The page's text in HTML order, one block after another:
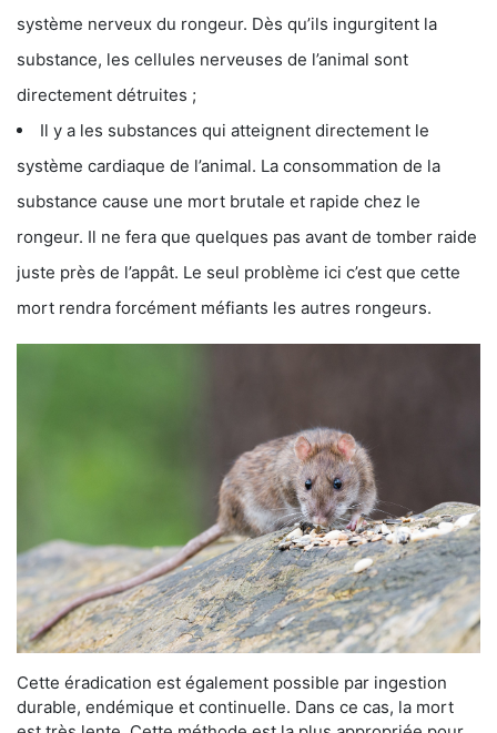
système nerveux du rongeur. Dès qu’ils ingurgitent la
substance, les cellules nerveuses de l’animal sont
directement détruites ;
Il y a les substances qui atteignent directement le
système cardiaque de l’animal. La consommation de la
substance cause une mort brutale et rapide chez le
rongeur. Il ne fera que quelques pas avant de tomber raide
juste près de l’appât. Le seul problème ici c’est que cette
mort rendra forcément méfiants les autres rongeurs.
Cette éradication est également possible par ingestion
durable, endémique et continuelle. Dans ce cas, la mort